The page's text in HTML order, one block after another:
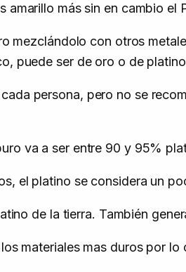
amarillo más sin en cambio el
mezclándolo con otros
puede ser de oro o de
persona, pero no se
va a ser entre 90 y 95%
el platino se considera un
de la tierra. También
materiales mas duros por